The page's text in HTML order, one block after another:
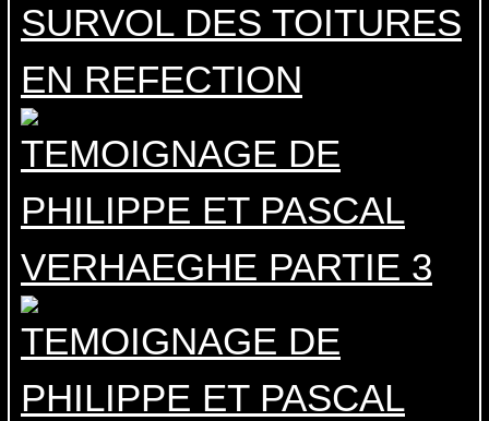
SURVOL DES TOITURES
EN REFECTION
TEMOIGNAGE DE
PHILIPPE ET PASCAL
VERHAEGHE PARTIE 3
TEMOIGNAGE DE
PHILIPPE ET PASCAL